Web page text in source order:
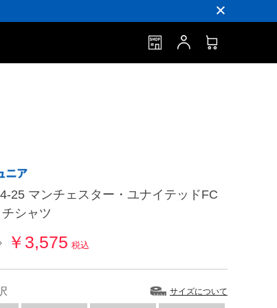
25 マンチェスター・ユナイテッドFC
シャツ
￥3,575 税込
サイズについて